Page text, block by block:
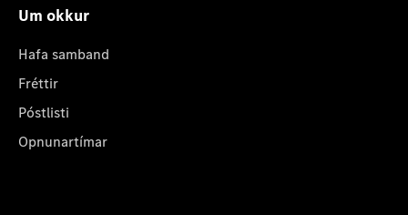
Um okkur
Hafa samband
Fréttir
Póstlisti
Opnunartímar